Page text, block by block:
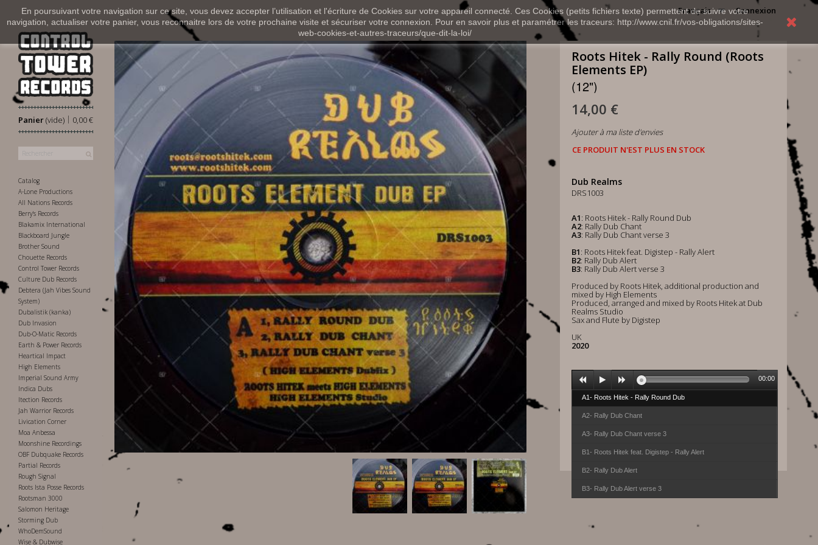
En poursuivant votre navigation sur ce site, vous devez accepter l’utilisation et l'écriture de Cookies sur votre appareil connecté. Ces Cookies (petits fichiers texte) permettent de suivre votre
navigation, actualiser votre panier, vous reconnaitre lors de votre prochaine visite et sécuriser votre connexion. Pour en savoir plus et paramétrer les traceurs: http://www.cnil.fr/vos-obligations/sites-
web-cookies-et-autres-traceurs/que-dit-la-loi/
Connexion
Français
Panier 0,00 €
|
(vide)
Catalog
A-Lone Productions
All Nations Records
Berry's Records
Blakamix International
Blackboard Jungle
Brother Sound
Chouette Records
Control Tower Records
Culture Dub Records
Debtera (Jah Vibes Sound
System)
Dubalistik (kanka)
Dub Invasion
Dub-O-Matic Records
Earth & Power Records
Heartical Impact
High Elements
Imperial Sound Army
Indica Dubs
Itection Records
Jah Warrior Records
Livication Corner
Moa Anbessa
Moonshine Recordings
OBF Dubquake Records
Partial Records
Rough Signal
Roots Ista Posse Records
Rootsman 3000
Salomon Heritage
Storming Dub
WhoDemSound
Wise & Dubwise
Roots Hitek - Rally Round (Roots
Elements EP)
(12")
14,00 €
Ajouter à ma liste d'envies
CE PRODUIT N'EST PLUS EN STOCK
Dub Realms
DRS1003
A1: Roots Hitek - Rally Round Dub
A2: Rally Dub Chant
A3: Rally Dub Chant verse 3
B1: Roots Hitek feat. Digistep - Rally Alert
B2: Rally Dub Alert
B3: Rally Dub Alert verse 3
Produced by Roots Hitek, additional production and
mixed by High Elements
Produced, arranged and mixed by Roots Hitek at Dub
Realms Studio
Sax and Flute by Digistep
UK
2020
A1- Roots Hitek - Rally Round Dub
A2- Rally Dub Chant
A3- Rally Dub Chant verse 3
B1- Roots Hitek feat. Digistep - Rally Alert
B2- Rally Dub Alert
B3- Rally Dub Alert verse 3
00:00